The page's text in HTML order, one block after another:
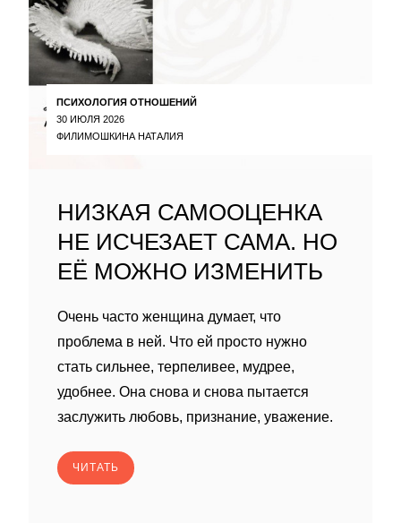
ПСИХОЛОГИЯ ОТНОШЕНИЙ
30 ИЮЛЯ 2026
ФИЛИМОШКИНА НАТАЛИЯ
НИЗКАЯ САМООЦЕНКА
НЕ ИСЧЕЗАЕТ САМА. НО
ЕЁ МОЖНО ИЗМЕНИТЬ
Очень часто женщина думает, что
проблема в ней. Что ей просто нужно
стать сильнее, терпеливее, мудрее,
удобнее. Она снова и снова пытается
заслужить любовь, признание, уважение.
ЧИТАТЬ